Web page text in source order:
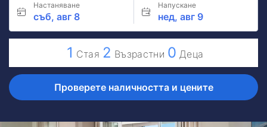
Настаняване
съб, авг 8
Напускане
нед, авг 9
1 Стая 2 Възрастни 0 Деца
Проверете наличността и цените